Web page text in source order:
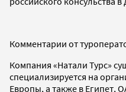
Комментарии от
Компания «Натали Турс»
специализируется на
Европы, а также в Египет,